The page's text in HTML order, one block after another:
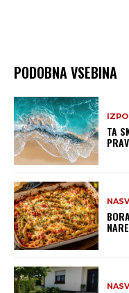
PODOBNA VSEBINA
TA